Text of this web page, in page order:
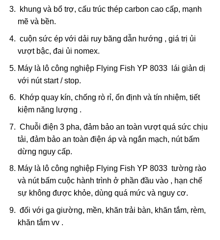
khung và bổ trợ, cấu trúc thép carbon cao cấp, mạnh
mẽ và bền.
cuộn sức ép với dải ruy băng dẫn hướng , giá trị ủi
vượt bậc, đai ủi nomex.
Máy là lô công nghiệp Flying Fish YP 8033 lái giản dị
với nút start / stop.
Khớp quay kín, chống rò rỉ, ổn định và tín nhiệm, tiết
kiệm năng lượng .
Chuỗi điện 3 pha, đảm bảo an toàn vượt quá sức chịu
tải, đảm bảo an toàn điện áp và ngắn mạch, nút bấm
dừng nguy cấp.
Máy là lô công nghiệp Flying Fish YP 8033 tường rào
và nút bấm cuộc hành trình ở phần đầu vào , hạn chế
sự không được khỏe, dùng quá mức và nguy cơ.
đối với ga giường, mền, khăn trải bàn, khăn tắm, rèm,
khăn tắm vv .